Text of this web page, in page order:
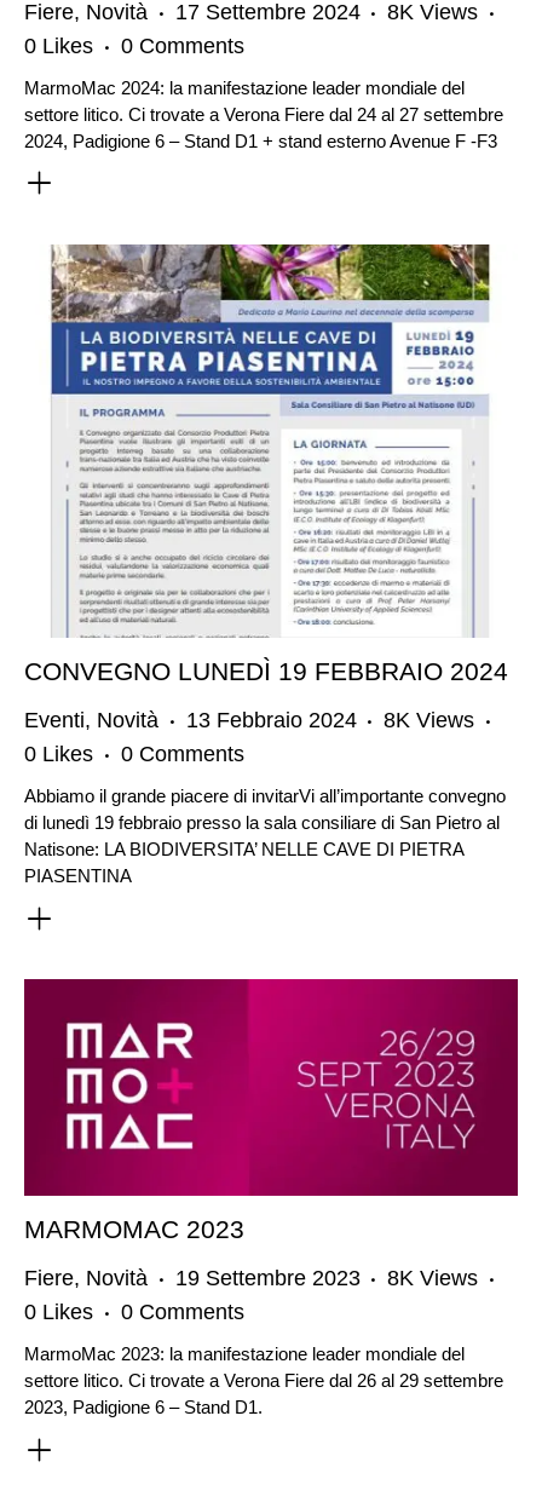
Fiere, Novità 17 Settembre 2024 8K Views
0 Likes 0 Comments
MarmoMac 2024: la manifestazione leader mondiale del
settore litico. Ci trovate a Verona Fiere dal 24 al 27 settembre
2024, Padigione 6 – Stand D1 + stand esterno Avenue F -F3
CONVEGNO LUNEDÌ 19 FEBBRAIO 2024
Eventi, Novità 13 Febbraio 2024 8K Views
0 Likes 0 Comments
Abbiamo il grande piacere di invitarVi all’importante convegno
di lunedì 19 febbraio presso la sala consiliare di San Pietro al
Natisone: LA BIODIVERSITA’ NELLE CAVE DI PIETRA
PIASENTINA
MARMOMAC 2023
Fiere, Novità 19 Settembre 2023 8K Views
0 Likes 0 Comments
MarmoMac 2023: la manifestazione leader mondiale del
settore litico. Ci trovate a Verona Fiere dal 26 al 29 settembre
2023, Padigione 6 – Stand D1.